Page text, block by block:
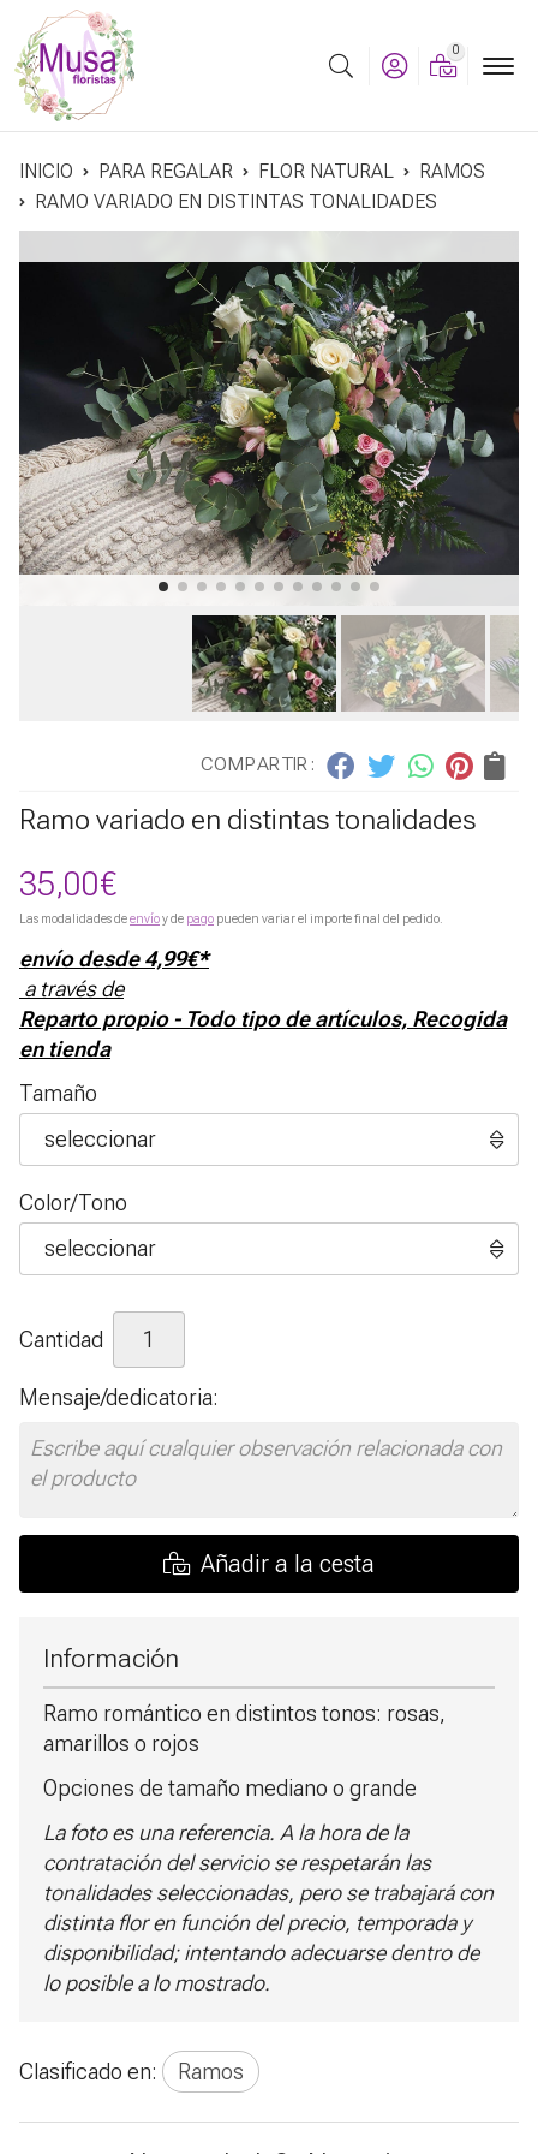
Buscar
0
INICIO PARA REGALAR FLOR NATURAL
RAMOS
RAMO VARIADO EN DISTINTAS TONALIDADES
COMPARTIR:
Ramo variado en distintas tonalidades
35,00€
Las modalidades deenvíoy de pago pueden variar el importe final del pedido.
envío desde4,99€*
a través de
Reparto propio - Todo tipo de artículos, Recogida
en tienda
Tamaño
Color/Tono
Cantidad
Mensaje/dedicatoria:
Añadir a la cesta
Información
Ramo romántico en distintos tonos: rosas,
amarillos o rojos
Opciones de tamaño mediano o grande
La foto es una referencia. A la hora de la
contratación del servicio se respetarán las
tonalidades seleccionadas, pero se trabajará con
distinta flor en función del precio, temporada y
disponibilidad; intentando adecuarse dentro de
lo posible a lo mostrado.
Clasificado en: Ramos